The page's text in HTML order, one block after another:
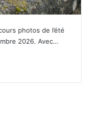
photos de l’été
2026. Avec…